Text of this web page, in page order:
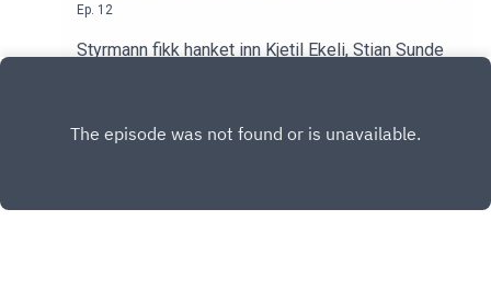
Ep. 12
Styrmann fikk hanket inn Kjetil Ekeli, Stian Sunde